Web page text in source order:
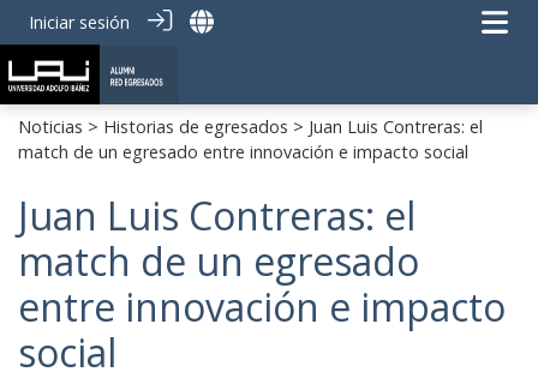
Iniciar sesión
Noticias > Historias de egresados > Juan Luis Contreras: el
match de un egresado entre innovación e impacto social
Juan Luis Contreras: el
match de un egresado
entre innovación e impacto
social